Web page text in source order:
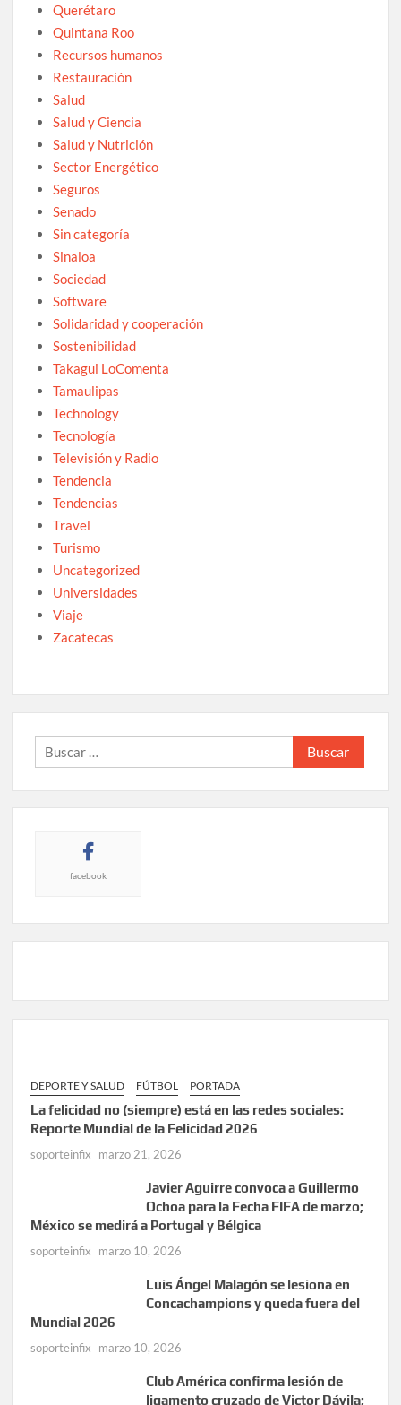
Querétaro
Quintana Roo
Recursos humanos
Restauración
Salud
Salud y Ciencia
Salud y Nutrición
Sector Energético
Seguros
Senado
Sin categoría
Sinaloa
Sociedad
Software
Solidaridad y cooperación
Sostenibilidad
Takagui LoComenta
Tamaulipas
Technology
Tecnología
Televisión y Radio
Tendencia
Tendencias
Travel
Turismo
Uncategorized
Universidades
Viaje
Zacatecas
Buscar:
facebook
DEPORTE Y SALUD FÚTBOL PORTADA
La felicidad no (siempre) está en las redes sociales:
Reporte Mundial de la Felicidad 2026
soporteinfix marzo 21, 2026
Javier Aguirre convoca a Guillermo
Ochoa para la Fecha FIFA de marzo;
México se medirá a Portugal y Bélgica
soporteinfix marzo 10, 2026
Luis Ángel Malagón se lesiona en
Concachampions y queda fuera del
Mundial 2026
soporteinfix marzo 10, 2026
Club América confirma lesión de
ligamento cruzado de Victor Dávila;